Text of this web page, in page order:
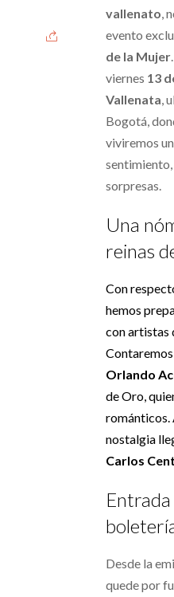
vallenato ,
evento
de la Mujer
viernes 13
Vallenata ,
Bogotá,
viviremos
sorpresas.
Una
reinas
Con
hemos
con artistas
Orlando
de Oro,
románticos.
nostalgia
Carlos
Desde la
quede por